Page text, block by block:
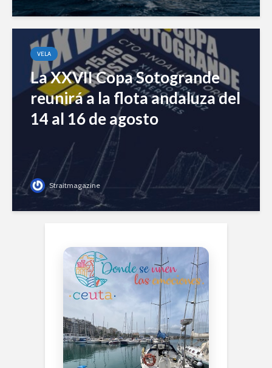
VELA
La XXVII Copa Sotogrande
reunirá a la flota andaluza del
14 al 16 de agosto
Straitmagazine